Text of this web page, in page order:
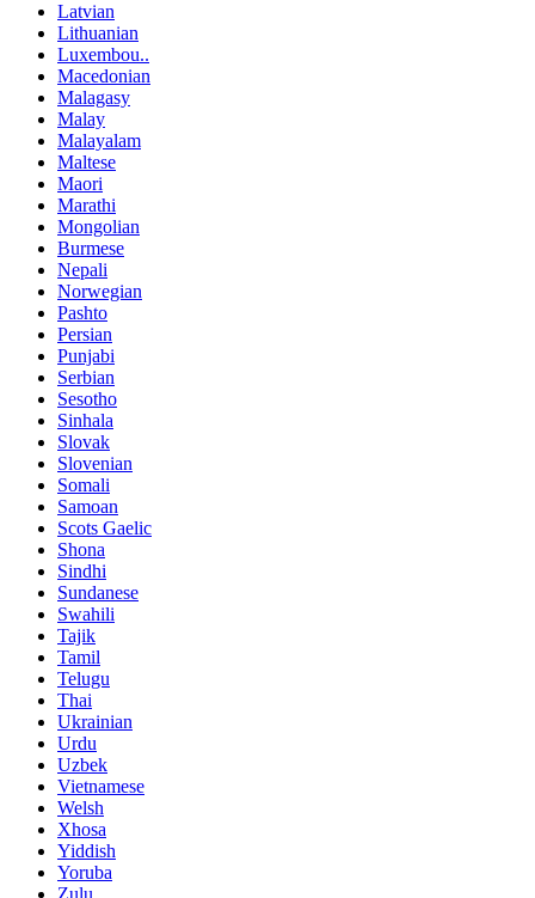
Latvian
Lithuanian
Luxembou..
Macedonian
Malagasy
Malay
Malayalam
Maltese
Maori
Marathi
Mongolian
Burmese
Nepali
Norwegian
Pashto
Persian
Punjabi
Serbian
Sesotho
Sinhala
Slovak
Slovenian
Somali
Samoan
Scots Gaelic
Shona
Sindhi
Sundanese
Swahili
Tajik
Tamil
Telugu
Thai
Ukrainian
Urdu
Uzbek
Vietnamese
Welsh
Xhosa
Yiddish
Yoruba